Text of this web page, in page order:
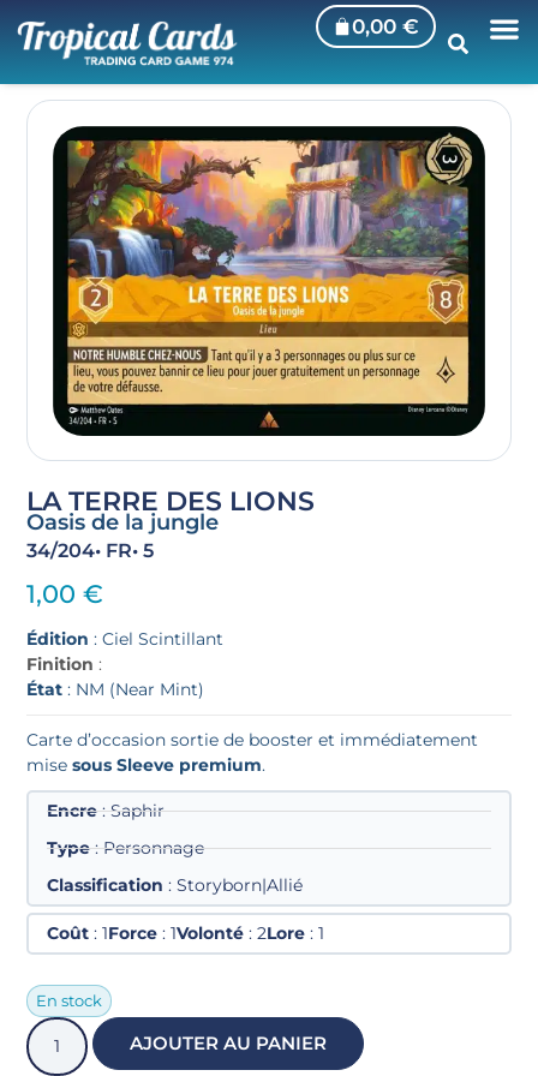
0,00€
LA TERRE DES LIONS
Oasis de la jungle
34/204• FR• 5
1,00€
Édition : Ciel Scintillant
Finition :
État : NM (Near Mint)
Carte d’occasion sortie de booster et immédiatement
misesous Sleeve premium.
Encre: Saphir
Type: Personnage
Classification : Storyborn|Allié
Coût : 1Force : 1Volonté : 2Lore : 1
En stock
AJOUTER AU PANIER